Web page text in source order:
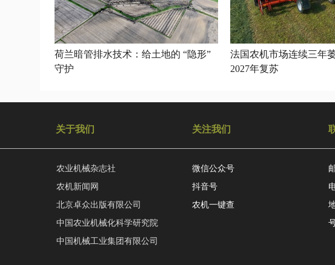
荷兰暗管排水技术：给土地的 “隐形”
守护
法国农机市场连续三年
2027年复苏
关于我们
农业机械杂志社
农机新闻网
北京卓众出版有限公司
中国农业机械化科学研究院
中国机械工业集团有限公司
关注我们
微信公众号
抖音号
农机一键查